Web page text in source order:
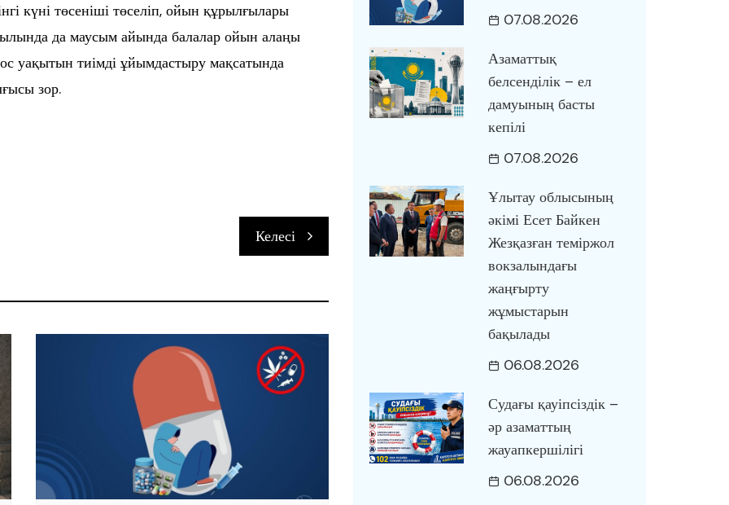
күні төсеніші төселіп, ойын құрылғылары
да маусым айында балалар ойын алаңы
уақытын тиімді ұйымдастыру мақсатында
зор.
Келесі
07.08.2026
Азаматтық
белсенділік – ел
дамуының басты
кепілі
07.08.2026
Ұлытау облысының
әкімі Есет Байкен
Жезқазған теміржол
вокзалындағы
жаңғырту
жұмыстарын
бақылады
06.08.2026
Судағы қауіпсіздік –
әр азаматтың
жауапкершілігі
06.08.2026